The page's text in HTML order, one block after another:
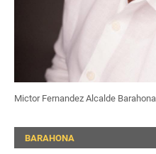
Mictor Fernandez Alcalde Barahona
BARAHONA